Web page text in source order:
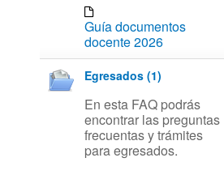
Guía documentos
docente 2026
Egresados (1)
En esta FAQ podrás
encontrar las preguntas
frecuentas y trámites
para egresados.